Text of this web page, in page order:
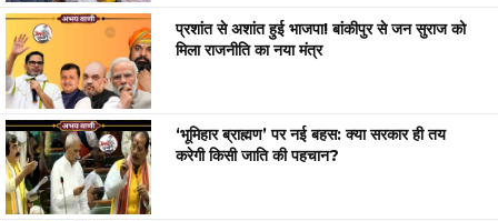
प्रशांत से अशांत हुई भाजपा! बांकीपुर से जन सुराज को
मिला राजनीति का नया मंत्र
‘भूमिहार ब्राह्मण’ पर नई बहस: क्या सरकार ही तय
करेगी किसी जाति की पहचान?